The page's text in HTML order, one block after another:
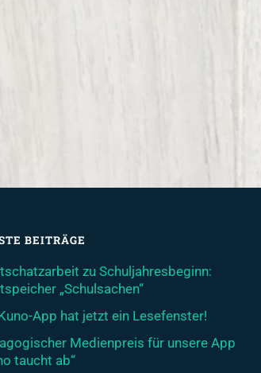
BEITRÄGE
zu Schuljahresbeginn:
„Schulsachen“
App hat jetzt ein Lesefenster!
Medienpreis für unsere App
taucht ab“